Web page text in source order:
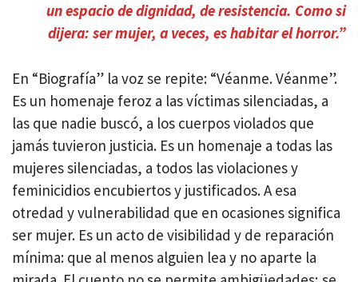
un espacio de dignidad, de resistencia. Como si
dijera: ser mujer, a veces, es habitar el horror.”
En “Biografía” la voz se repite: “Véanme. Véanme”.
Es un homenaje feroz a las víctimas silenciadas, a
las que nadie buscó, a los cuerpos violados que
jamás tuvieron justicia. Es un homenaje a todas las
mujeres silenciadas, a todos las violaciones y
feminicidios encubiertos y justificados. A esa
otredad y vulnerabilidad que en ocasiones significa
ser mujer. Es un acto de visibilidad y de reparación
mínima: que al menos alguien lea y no aparte la